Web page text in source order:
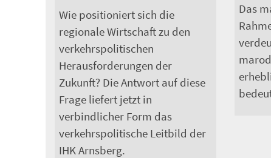
Wie positioniert sich die
regionale Wirtschaft zu den
verkehrspolitischen
Herausforderungen der
Zukunft? Die Antwort auf diese
Frage liefert jetzt in
verbindlicher Form das
verkehrspolitische Leitbild der
IHK Arnsberg.
Das